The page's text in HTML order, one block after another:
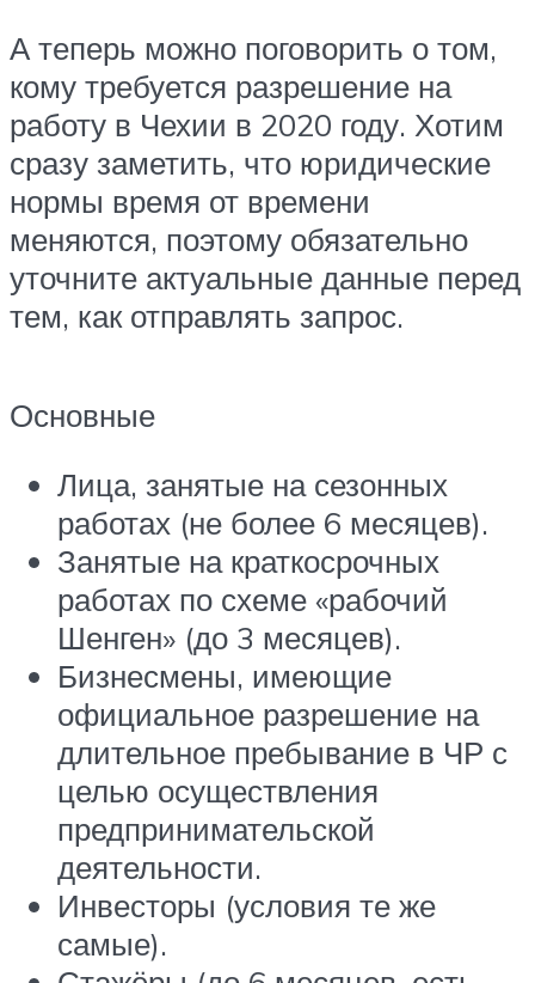
А теперь можно поговорить о том,
кому требуется разрешение на
работу в Чехии в 2020 году. Хотим
сразу заметить, что юридические
нормы время от времени
меняются, поэтому обязательно
уточните актуальные данные перед
тем, как отправлять запрос.
Основные
Лица, занятые на сезонных
работах (не более 6 месяцев).
Занятые на краткосрочных
работах по схеме «рабочий
Шенген» (до 3 месяцев).
Бизнесмены, имеющие
официальное разрешение на
длительное пребывание в ЧР с
целью осуществления
предпринимательской
деятельности.
Инвесторы (условия те же
самые).